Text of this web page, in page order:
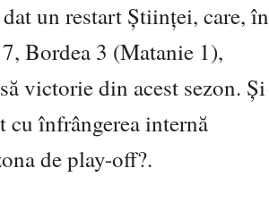
un restart Științei, care, în
Bordea 3 (Matanie 1),
victorie din acest sezon. Și
cu înfrângerea internă
de play-off?.